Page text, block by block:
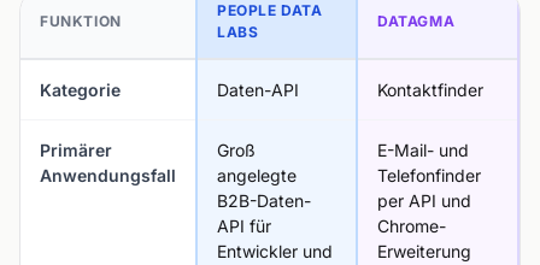
FUNKTION
PEOPLE DATA
LABS
DATAGMA
Kategorie Daten-API Kontaktfinder
Primärer
Anwendungsfall
Groß
angelegte
B2B-Daten-
API für
Entwickler und
E-Mail- und
Telefonfinder
per API und
Chrome-
Erweiterung